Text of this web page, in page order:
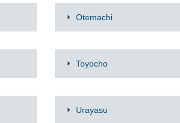
Otemachi
Toyocho
Urayasu